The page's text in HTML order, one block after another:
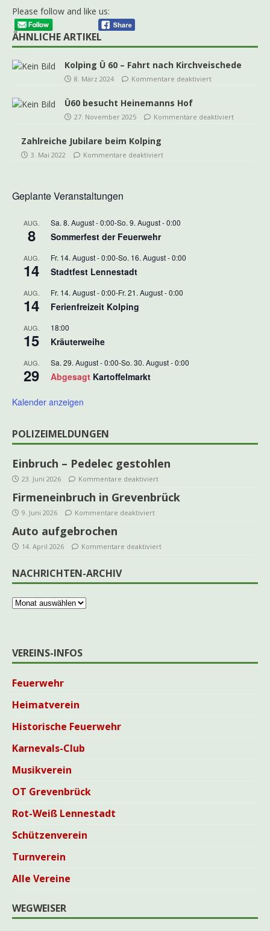
Please follow and like us:
ÄHNLICHE ARTIKEL
Kolping Ü 60 – Fahrt nach Kirchveischede
8. März 2024 Kommentare deaktiviert
Ü60 besucht Heinemanns Hof
27. November 2025 Kommentare deaktiviert
Zahlreiche Jubilare beim Kolping
3. Mai 2022 Kommentare deaktiviert
Geplante Veranstaltungen
AUG.
8
Sa. 8. August - 0:00-So. 9. August - 0:00
Sommerfest der Feuerwehr
AUG.
14
Fr. 14. August - 0:00-So. 16. August - 0:00
Stadtfest Lennestadt
AUG.
14
Fr. 14. August - 0:00-Fr. 21. August - 0:00
Ferienfreizeit Kolping
AUG.
15
18:00
Kräuterweihe
AUG.
29
Sa. 29. August - 0:00-So. 30. August - 0:00
Abgesagt Kartoffelmarkt
Kalender anzeigen
POLIZEIMELDUNGEN
Einbruch – Pedelec gestohlen
23. Juni 2026 Kommentare deaktiviert
Firmeneinbruch in Grevenbrück
9. Juni 2026 Kommentare deaktiviert
Auto aufgebrochen
14. April 2026 Kommentare deaktiviert
NACHRICHTEN-ARCHIV
VEREINS-INFOS
Feuerwehr
Heimatverein
Historische Feuerwehr
Karnevals-Club
Musikverein
OT Grevenbrück
Rot-Weiß Lennestadt
Schützenverein
Turnverein
Alle Vereine
WEGWEISER